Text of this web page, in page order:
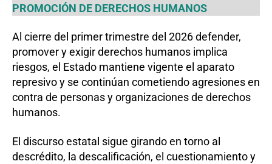
PROMOCIÓN DE DERECHOS HUMANOS
Al cierre del primer trimestre del 2026 defender,
promover y exigir derechos humanos implica
riesgos, el Estado mantiene vigente el aparato
represivo y se continúan cometiendo agresiones en
contra de personas y organizaciones de derechos
humanos.
El discurso estatal sigue girando en torno al
descrédito, la descalificación, el cuestionamiento y